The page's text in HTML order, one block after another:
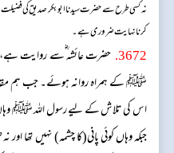
نہ کسی طرح سے حضرت سید نا ابوبکر صدیق کی فضیلت
کرنا نہایت ضروری ہے۔
3672
. حضرت عائشہ ؓسے روایت ہے،
ﷺ کے ہمراہ روانہ ہوئے۔ جب ہم مقام
اس کی تلاش کے لیے رسول اللہ ﷺ
جبکہ وہاں کوئی پانی(کا چشمہ) نہیں تھا